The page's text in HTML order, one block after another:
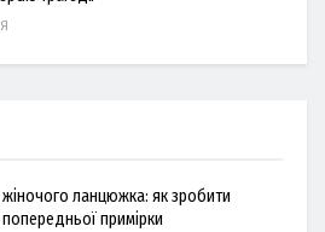
ланцюжка: як зробити
примірки